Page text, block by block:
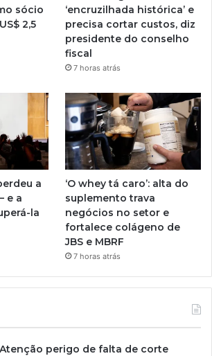
sócio
2,5
‘encruzilhada histórica’ e
precisa cortar custos, diz
presidente do conselho
fiscal
7 horas atrás
a
e a
la
‘O whey tá caro’: alta do
suplemento trava
negócios no setor e
fortalece colágeno de
JBS e MBRF
7 horas atrás
Atenção perigo de falta de corte